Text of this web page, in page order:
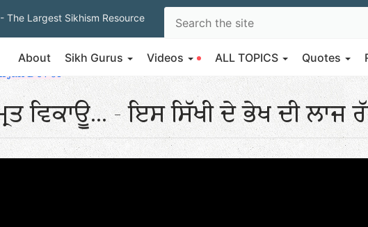
The Largest Sikhism Resource
About Sikh Gurus Videos ALL TOPICS Quotes
ਵਿਕਾਊ... - ਇਸ ਸਿੱਖੀ ਦੇ ਭੇਖ ਦੀ ਲਾਜ